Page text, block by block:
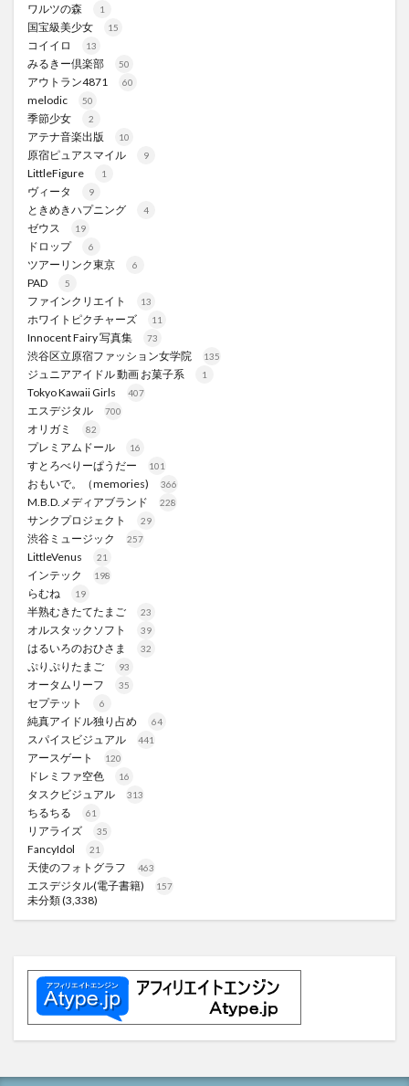
ワルツの森 1
国宝級美少女 15
コイイロ 13
みるきー倶楽部 50
アウトラン4871 60
melodic 50
季節少女 2
アテナ音楽出版 10
原宿ピュアスマイル 9
LittleFigure 1
ヴィータ 9
ときめきハプニング 4
ゼウス 19
ドロップ 6
ツアーリンク東京 6
PAD 5
ファインクリエイト 13
ホワイトピクチャーズ 11
Innocent Fairy 写真集 73
渋谷区立原宿ファッション女学院 135
ジュニアアイドル 動画 お菓子系 1
Tokyo Kawaii Girls 407
エスデジタル 700
オリガミ 82
プレミアムドール 16
すとろべりーぱうだー 101
おもいで。（memories) 366
M.B.D.メディアブランド 228
サンクプロジェクト 29
渋谷ミュージック 257
LittleVenus 21
インテック 198
らむね 19
半熟むきたてたまご 23
オルスタックソフト 39
はるいろのおひさま 32
ぷりぷりたまご 93
オータムリーフ 35
セプテット 6
純真アイドル独り占め 64
スパイスビジュアル 441
アースゲート 120
ドレミファ空色 16
タスクビジュアル 313
ちるちる 61
リアライズ 35
FancyIdol 21
天使のフォトグラフ 463
エスデジタル(電子書籍) 157
未分類(3,338)